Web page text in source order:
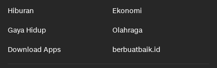
Hiburan Ekonomi
Gaya Hidup Olahraga
Download Apps berbuatbaik.id